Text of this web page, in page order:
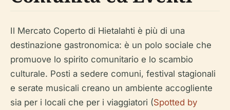
Il Mercato Coperto di Hietalahti è più di una
destinazione gastronomica: è un polo sociale che
promuove lo spirito comunitario e lo scambio
culturale. Posti a sedere comuni, festival stagionali
e serate musicali creano un ambiente accogliente
sia per i locali che per i viaggiatori (Spotted by